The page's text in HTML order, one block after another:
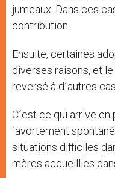
jumeaux. Dans ces
contribution.
Ensuite, certaines
diverses raisons, et
reversé à d´autres cas.
C´est ce qui arrive
´avortement
situations difficiles
mères accueillies